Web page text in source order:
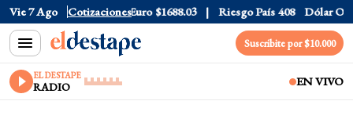
Vie 7 Ago Cotizaciones
CCL $1577.3 Euro $1688.03 Riesgo País 408 Dólar Oficial
Suscribite por $10.000
EL DESTAPE
RADIO EN VIVO